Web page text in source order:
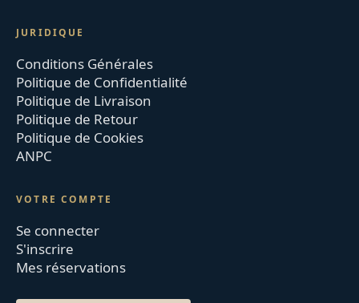
JURIDIQUE
Conditions Générales
Politique de Confidentialité
Politique de Livraison
Politique de Retour
Politique de Cookies
ANPC
VOTRE COMPTE
Se connecter
S'inscrire
Mes réservations